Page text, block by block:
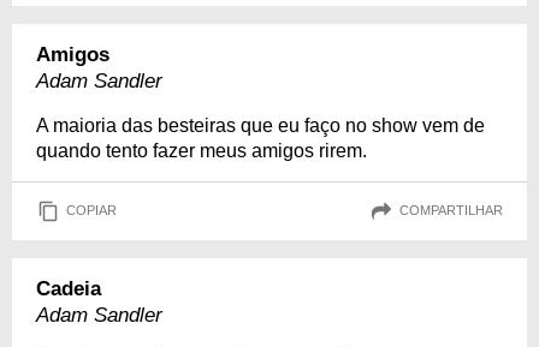
Amigos
Adam Sandler
A maioria das besteiras que eu faço no show vem de
quando tento fazer meus amigos rirem.
COPIAR COMPARTILHAR
Cadeia
Adam Sandler